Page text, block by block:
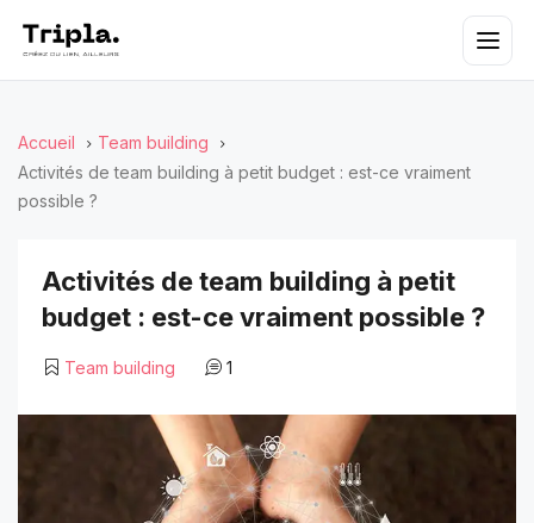
Accueil
Team building
Activités de team building à petit budget : est-ce vraiment
possible ?
Activités de team building à petit
budget : est-ce vraiment possible ?
Team building 1